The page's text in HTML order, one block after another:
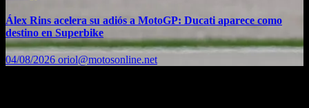
Álex Rins acelera su adiós a MotoGP: Ducati aparece como
destino en Superbike
04/08/2026 oriol@motosonline.net